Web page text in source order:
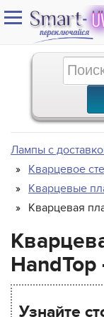
Лампы с
Кварцевое
Кварцевые
Кварцевая
Узнайте